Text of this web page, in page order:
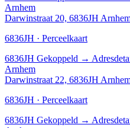
Arnhem
Darwinstraat 20, 6836JH
6836JH · Perceelkaart
6836JH Gekoppeld →
Arnhem
Darwinstraat 22, 6836JH
6836JH · Perceelkaart
6836JH Gekoppeld →